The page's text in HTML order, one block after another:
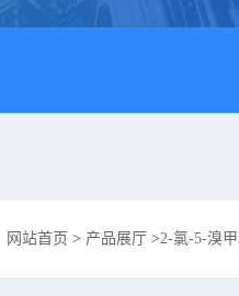
网站首页 > 产品展厅 >2-氯-5-溴